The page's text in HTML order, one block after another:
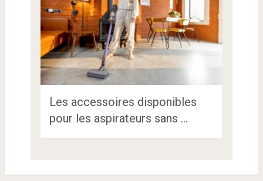
Les accessoires disponibles
pour les aspirateurs sans …